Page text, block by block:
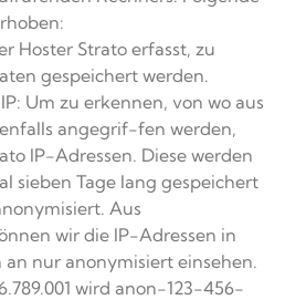
Hoster Strato erfasst, zu
gespeichert werden.
Um zu erkennen, von wo aus
angegrif-fen werden,
IP-Adressen. Diese werden
sieben Tage lang gespeichert
Aus
wir die IP-Adressen in
nur anonymisiert einsehen.
wird anon-123-456-